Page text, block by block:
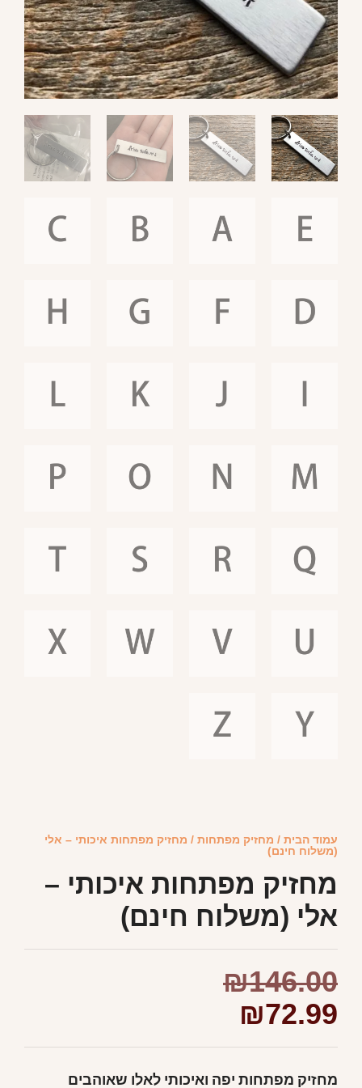
עמוד הבית / מחזיק מפתחות / מחזיק מפתחות איכותי – אלי
(משלוח חינם)
מחזיק מפתחות איכותי –
אלי (משלוח חינם)
₪146.00
₪72.99
מחזיק מפתחות יפה ואיכותי לאלו שאוהבים